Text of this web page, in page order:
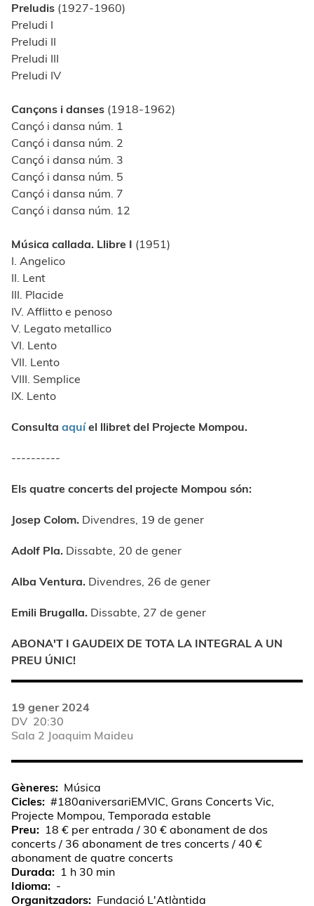
Preludis (1927-1960)
Preludi I
Preludi II
Preludi III
Preludi IV
Cançons i danses (1918-1962)
Cançó i dansa núm. 1
Cançó i dansa núm. 2
Cançó i dansa núm. 3
Cançó i dansa núm. 5
Cançó i dansa núm. 7
Cançó i dansa núm. 12
Música callada. Llibre I (1951)
I. Angelico
II. Lent
III. Placide
IV. Afflitto e penoso
V. Legato metallico
VI. Lento
VII. Lento
VIII. Semplice
IX. Lento
Consulta aquíel llibret del Projecte Mompou.
----------
Els quatre concerts del projecte Mompou són:
Josep Colom. Divendres, 19 de gener
Adolf Pla. Dissabte, 20 de gener
Alba Ventura. Divendres, 26 de gener
Emili Brugalla. Dissabte, 27 de gener
ABONA'T I GAUDEIX DE TOTA LA INTEGRAL A UN
PREU ÚNIC!
19 gener 2024
DV 20:30
Sala 2 Joaquim Maideu
Gèneres
Música
Cicles #180aniversariEMVIC, Grans Concerts Vic,
Projecte Mompou, Temporada estable
Preu
18 € per entrada / 30 € abonament de dos
concerts / 36 abonament de tres concerts / 40 €
abonament de quatre concerts
Durada
1 h 30 min
Idioma
-
Organitzadors
Fundació L'Atlàntida